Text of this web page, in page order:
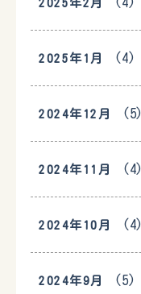
2025年2月
2025年1月 (4)
2024年12月 (5)
2024年11月 (4)
2024年10月 (4)
2024年9月 (5)